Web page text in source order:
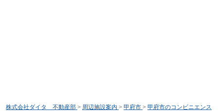
株式会社ダイタ 不動産部 > 周辺施設案内 > 甲府市 > 甲府市のコンビニエンス